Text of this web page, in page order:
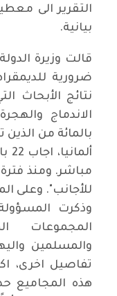
التقرير الى
بيانية.
قالت وزيرة
ضرورية
نتائج الأبحاث
بالمائة من
مباشر. ومنذ
للأجانب". وعلى
وذكرت
المجموعات
والمسلمين
تفاصيل اخرى،
هذه المجاميع